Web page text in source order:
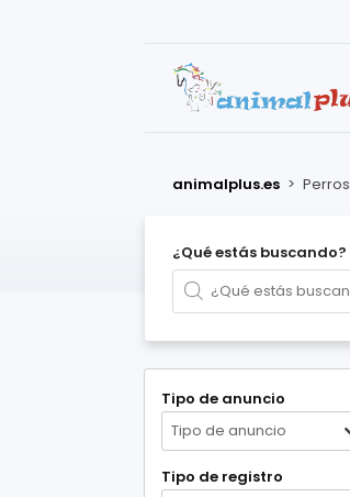
animalplus.es > Perros
¿Qué estás buscando?
Tipo de anuncio
Tipo de anuncio
Tipo de registro